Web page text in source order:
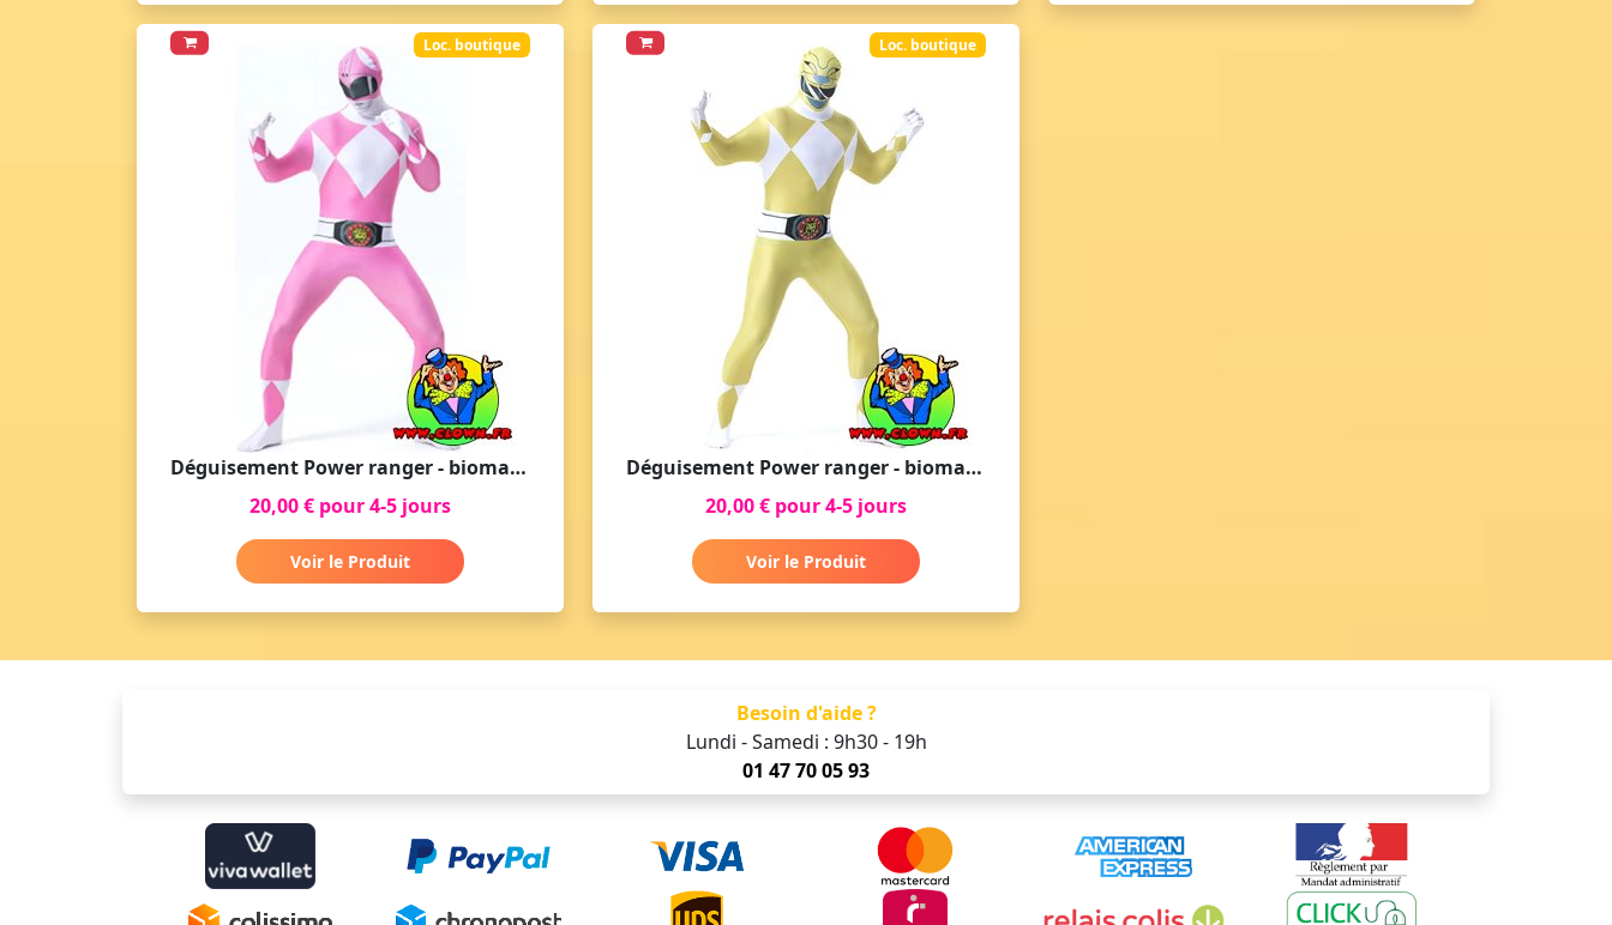
Loc. boutique
Déguisement Power ranger - bioman rose
20,00 € pour 4-5 jours
Voir le Produit
Loc. boutique
Déguisement Power ranger - bioman jaune
20,00 € pour 4-5 jours
Voir le Produit
Besoin d'aide ?
Lundi - Samedi : 9h30 - 19h
01 47 70 05 93